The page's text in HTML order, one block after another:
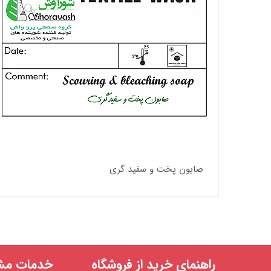
صابون پخت و سفید گری
راهنمای خرید از فروشگاه خدمات